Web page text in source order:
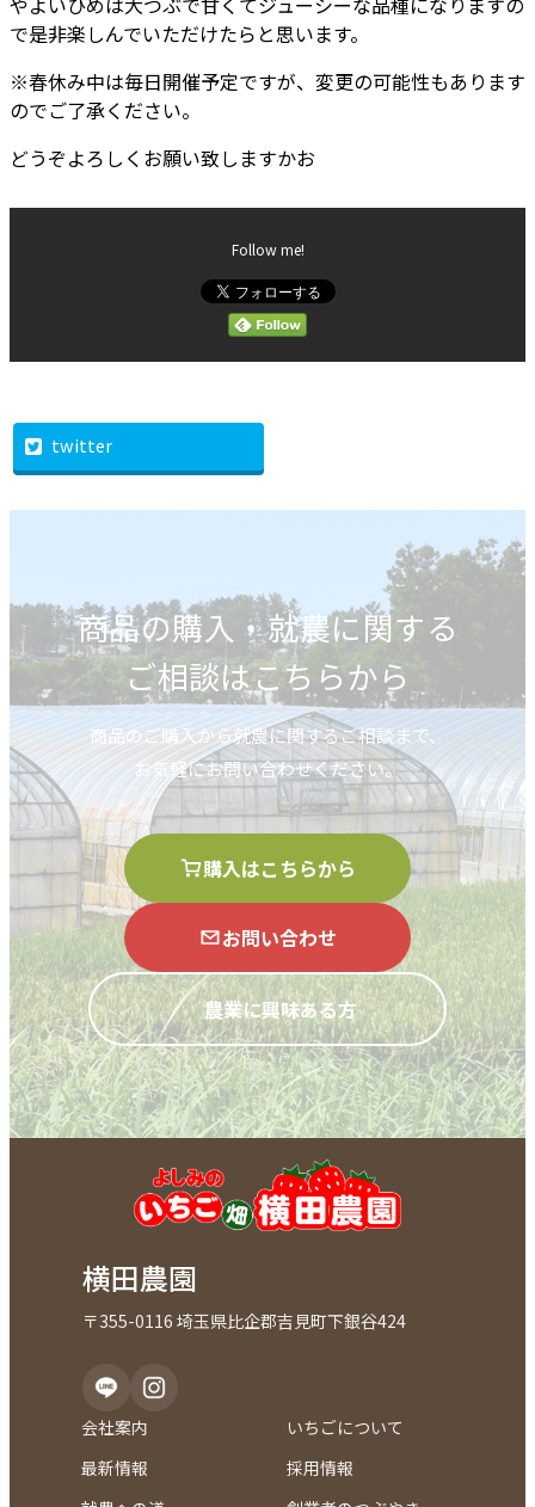
で是非楽しんでいただけたらと思います。
※春休み中は毎日開催予定ですが、変更の可能性もあります
のでご了承ください。
どうぞよろしくお願い致しますかお
Follow me!
twitter
商品の購入・就農に関する
ご相談はこちらから
商品のご購入から就農に関するご相談まで、
お気軽にお問い合わせください。
購入はこちらから
お問い合わせ
農業に興味ある方
横田農園
〒355-0116 埼玉県比企郡吉見町下銀谷424
会社案内
いちごについて
最新情報
採用情報